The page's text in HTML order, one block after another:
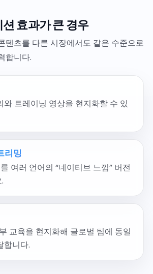
효과가 큰 경우
텐츠를 다른 시장에서도 같은 수준으로
합니다.
와 트레이닝 영상을 현지화할 수 있
리밍
여러 언어의 “네이티브 느낌” 버전
교육을 현지화해 글로벌 팀에 동일
합니다.